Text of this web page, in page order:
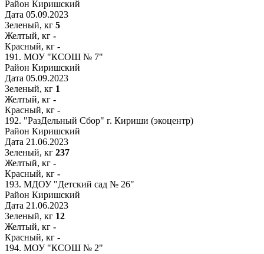
Район Киришский
Дата 05.09.2023
Зеленый, кг 5
Желтый, кг -
Красный, кг -
191. МОУ "КСОШ № 7"
Район Киришский
Дата 05.09.2023
Зеленый, кг 1
Желтый, кг -
Красный, кг -
192. "РазДельный Сбор" г. Кириши (экоцентр)
Район Киришский
Дата 21.06.2023
Зеленый, кг 237
Желтый, кг -
Красный, кг -
193. МДОУ "Детский сад № 26"
Район Киришский
Дата 21.06.2023
Зеленый, кг 12
Желтый, кг -
Красный, кг -
194. МОУ "КСОШ № 2"